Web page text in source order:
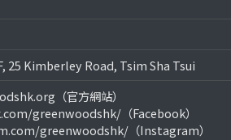
25 Kimberley Road, Tsim Sha Tsui
（官方網站）
greenwoodshk/（Facebook）
greenwoodshk/（Instagram）